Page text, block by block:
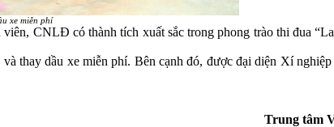
xe miễn phí
CNLĐ có thành tích xuất sắc trong phong trào thi đua
thay dầu xe miễn phí. Bên cạnh đó, được đại diện Xí
Trung tâm